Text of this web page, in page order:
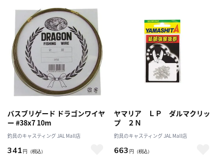
バスブリゲード ドラゴンワイヤ
ー #38x7 10m
釣具のキャスティング JAL Mall店
341 円 （税込）
ヤマリア ＬＰ ダルマクリッ
プ ２Ｎ
釣具のキャスティング JAL Mall店
663 円 （税込）